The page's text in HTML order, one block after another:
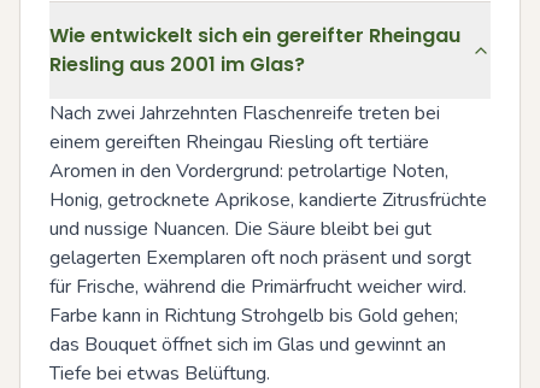
Wie entwickelt sich ein gereifter Rheingau
Riesling aus 2001 im Glas?
Nach zwei Jahrzehnten Flaschenreife treten bei
einem gereiften Rheingau Riesling oft tertiäre
Aromen in den Vordergrund: petrolartige Noten,
Honig, getrocknete Aprikose, kandierte Zitrusfrüchte
und nussige Nuancen. Die Säure bleibt bei gut
gelagerten Exemplaren oft noch präsent und sorgt
für Frische, während die Primärfrucht weicher wird.
Farbe kann in Richtung Strohgelb bis Gold gehen;
das Bouquet öffnet sich im Glas und gewinnt an
Tiefe bei etwas Belüftung.